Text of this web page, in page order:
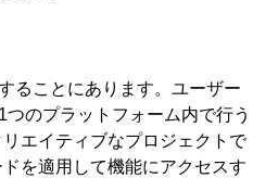
ることにあります。ユーザー
1つのプラットフォーム内で行う
エイティブなプロジェクトで
を適用して機能にアクセスす